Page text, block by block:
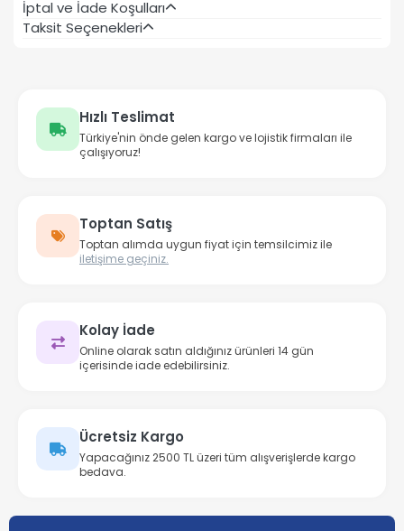
İptal ve İade Koşulları
Taksit Seçenekleri
Hızlı Teslimat
Türkiye'nin önde gelen kargo ve lojistik firmaları ile
çalışıyoruz!
Toptan Satış
Toptan alımda uygun fiyat için temsilcimiz ile
iletişime geçiniz.
Kolay İade
Online olarak satın aldığınız ürünleri 14 gün
içerisinde iade edebilirsiniz.
Ücretsiz Kargo
Yapacağınız 2500 TL üzeri tüm alışverişlerde kargo
bedava.